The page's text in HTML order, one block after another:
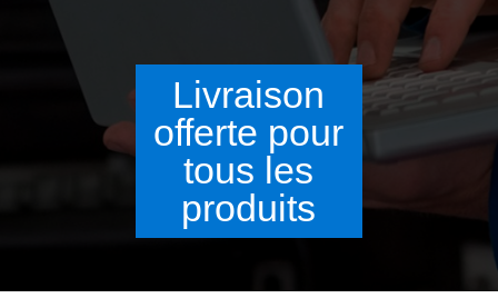
Livraison
offerte pour
tous les
produits